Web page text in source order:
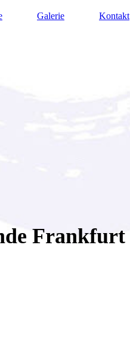
Galerie Kontakt
Frankfurt